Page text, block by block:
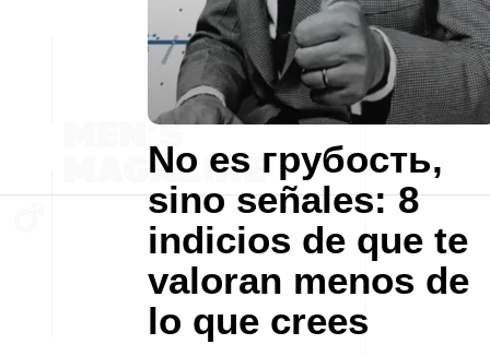
No es грубость,
sino señales: 8
indicios de que te
valoran menos de
lo que crees